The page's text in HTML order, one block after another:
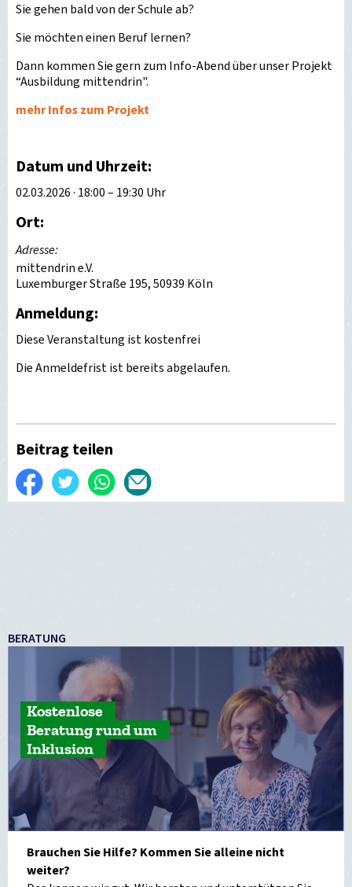
Sie gehen bald von der Schule ab?
Sie möchten einen Beruf lernen?
Dann kommen Sie gern zum Info-Abend über unser Projekt
“Ausbildung mittendrin".
mehr Infos zum Projekt
Datum und Uhrzeit:
02.03.2026 · 18:00 – 19:30 Uhr
Ort:
Adresse:
mittendrin e.V.
Luxemburger Straße 195, 50939 Köln
Anmeldung:
Diese Veranstaltung ist kostenfrei
Die Anmeldefrist ist bereits abgelaufen.
Beitrag teilen
Auf
Twittern WhatsApp
BERATUNG
Kostenlose
Beratung rund um
Inklusion
Brauchen Sie Hilfe? Kommen Sie alleine nicht
weiter?